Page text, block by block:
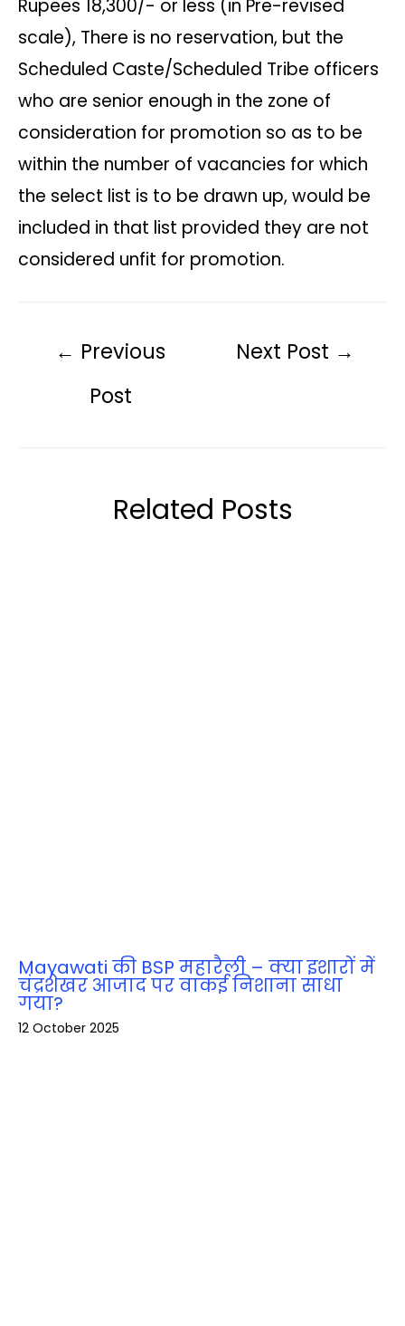
Rupees 18,300/- or less (in Pre-revised
scale), There is no reservation, but the
Scheduled Caste/Scheduled Tribe officers
who are senior enough in the zone of
consideration for promotion so as to be
within the number of vacancies for which
the select list is to be drawn up, would be
included in that list provided they are not
considered unfit for promotion.
← Previous
Post
Next Post →
Related Posts
Mayawati की BSP महारैली – क्या इशारों में
चंद्रशेखर आजाद पर वाकई निशाना साधा
गया?
12 October 2025